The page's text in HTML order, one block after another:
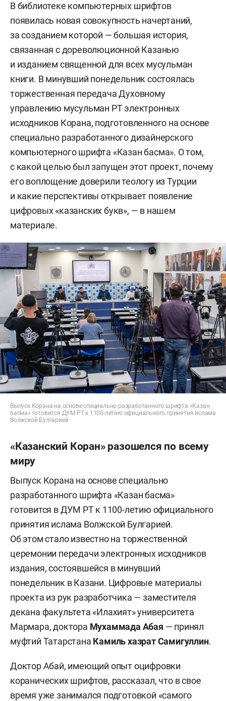
В библиотеке компьютерных шрифтов
появилась новая совокупность начертаний,
за созданием которой — большая история,
связанная с дореволюционной Казанью
и изданием священной для всех мусульман
книги. В минувший понедельник состоялась
торжественная передача Духовному
управлению мусульман РТ электронных
исходников Корана, подготовленного на основе
специально разработанного дизайнерского
компьютерного шрифта «Казан басма». О том,
с какой целью был запущен этот проект, почему
его воплощение доверили теологу из Турции
и какие перспективы открывает появление
цифровых «казанских букв», — в нашем
материале.
Выпуск Корана на основе специально разработанного шрифта «Казан
басма» готовится ДУМ РТ к 1100-летию официального принятия ислама
Волжской Булгарией
«Казанский Коран» разошелся по всему
миру
Выпуск Корана на основе специально
разработанного шрифта «Казан басма»
готовится в ДУМ РТ к 1100-летию официального
принятия ислама Волжской Булгарией.
Об этом стало известно на торжественной
церемонии передачи электронных исходников
издания, состоявшейся в минувший
понедельник в Казани. Цифровые материалы
проекта из рук разработчика — заместителя
декана факультета «Илахият» университета
Мармара, доктора Мухаммада Абая — принял
муфтий Татарстана Камиль хазрат Самигуллин.
Доктор Абай, имеющий опыт оцифровки
коранических шрифтов, рассказал, что в свое
время уже занимался подготовкой «самого